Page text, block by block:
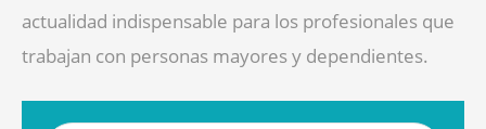
actualidad indispensable para los profesionales que
trabajan con personas mayores y dependientes.